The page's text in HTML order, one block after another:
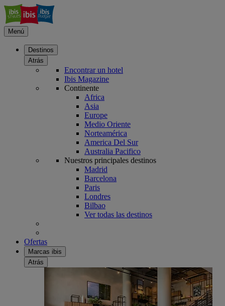
Menú
Destinos
Atrás
Encontrar un hotel
Ibis Magazine
Continente
Africa
Asia
Europe
Medio Oriente
Norteamérica
America Del Sur
Australia Pacifico
Nuestros principales destinos
Madrid
Barcelona
Paris
Londres
Bilbao
Ver todas las destinos
Ofertas
Marcas ibis
Atrás